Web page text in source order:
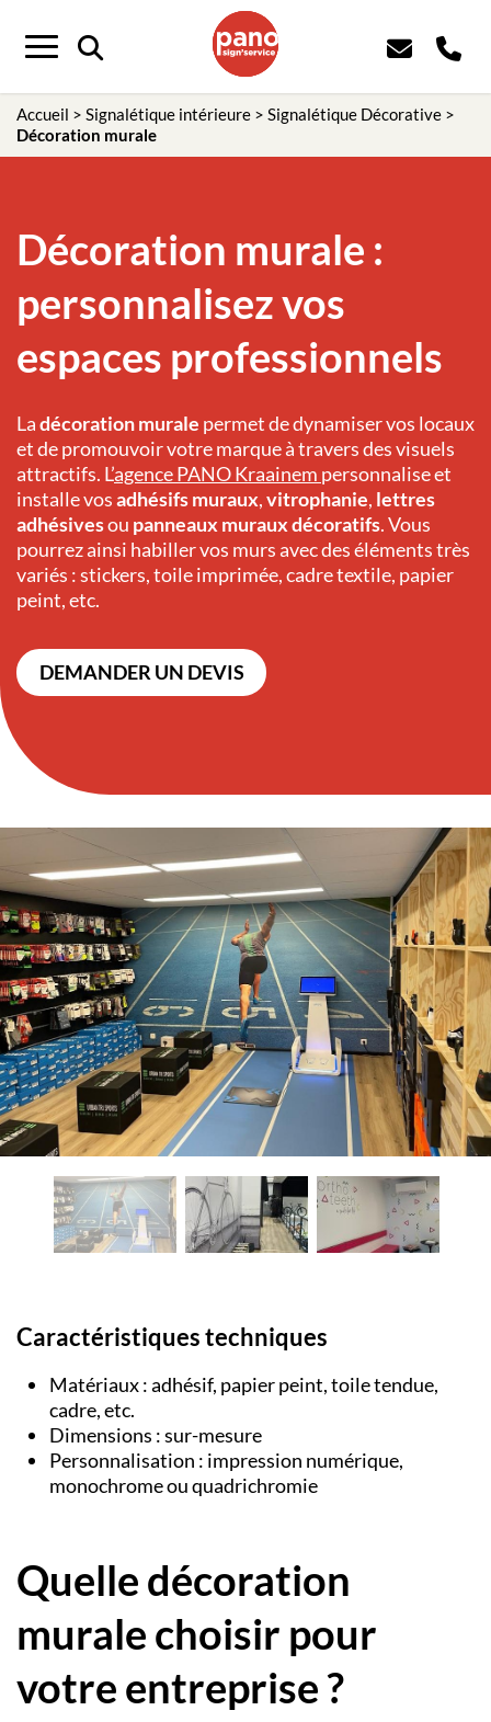
Menu
Accueil > Signalétique intérieure > Signalétique Décorative >
Décoration murale
Décoration murale :
personnalisez vos
espaces professionnels
Ladécoration murale permet de dynamiser vos locaux
et de promouvoir votre marque à travers des visuels
attractifs. L’agence PANO Kraainem personnalise et
installe vosadhésifs muraux,vitrophanie, lettres
adhésivesou panneaux muraux décoratifs. Vous
pourrez ainsi habiller vos murs avec des éléments très
variés : stickers, toile imprimée, cadre textile, papier
peint, etc.
DEMANDER UN DEVIS
Caractéristiques techniques
Matériaux : adhésif, papier peint, toile tendue,
cadre, etc.
Dimensions : sur-mesure
Personnalisation : impression numérique,
monochrome ou quadrichromie
Quelle décoration
murale choisir pour
votre entreprise ?
Panneau de gestion des cookies